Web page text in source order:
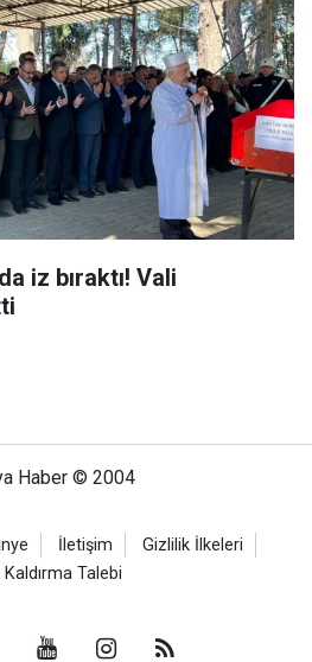
iz bıraktı! Vali
Haber © 2004
İletişim
Gizlilik İlkeleri
Talebi